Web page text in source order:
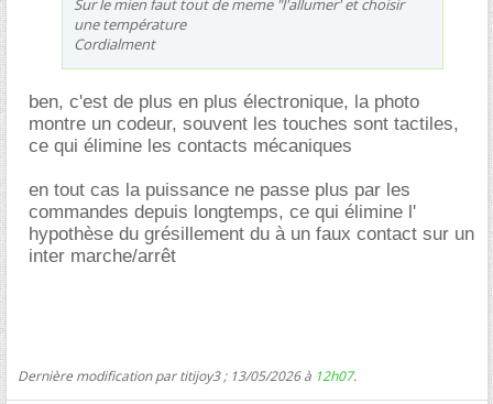
Sur le mien faut tout de meme "l'allumer' et choisir
une température
Cordialment
ben, c'est de plus en plus électronique, la photo
montre un codeur, souvent les touches sont tactiles,
ce qui élimine les contacts mécaniques
en tout cas la puissance ne passe plus par les
commandes depuis longtemps, ce qui élimine l'
hypothèse du grésillement du à un faux contact sur un
inter marche/arrêt
Dernière modification par titijoy3 ; 13/05/2026 à 12h07.